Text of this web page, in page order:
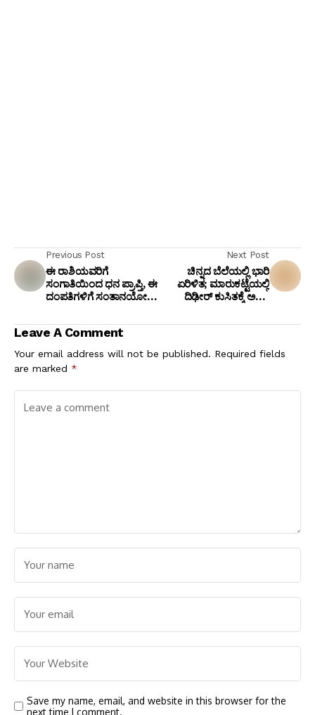
Previous Post
ಈ ರಾಶಿಯವರಿಗೆ
ಸಂಗಾತಿಯಿಂದ ಧನ ಪ್ರಾಪ್ತಿ, ಈ
ದಂಪತಿಗಳಿಗೆ ಸಂತಾನಯೋಗ,
ದಿನದ ನಂತರ ಮದುವೆ ಯೋಗ
Next Post
ಚಿನ್ನದ ಬೆಲೆಯಲ್ಲಿ ಭಾರಿ
ಏರಿಳಿತ; ಮಾರುಕಟ್ಟೆಯಲ್ಲಿ
ದಿಢೀರ್ ಕುಸಿತಕ್ಕೆ ಅಸಲಿ
Leave A Comment
Your email address will not be published. Required fields
are marked *
Save my name, email, and website in this browser for the
next time I comment.